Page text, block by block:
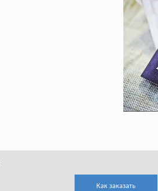
Как заказать